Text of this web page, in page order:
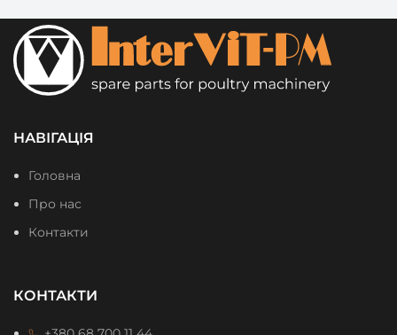
НАВІГАЦІЯ
Головна
Про нас
Контакти
КОНТАКТИ